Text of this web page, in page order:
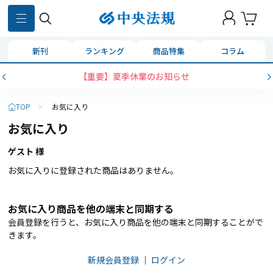
新刊 ランキング 商品特集 コラム
【重要】夏季休業のお知らせ
TOP > お気に入り
お気に入り
ゲスト 様
お気に入りに登録された商品はありません。
お気に入り商品を他の端末と同期する
会員登録を行うと、お気に入り商品を他の端末と同期することがで
きます。
新規会員登録 ｜ ログイン